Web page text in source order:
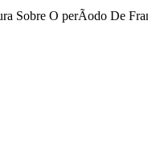
Sobre O perÃ­odo De